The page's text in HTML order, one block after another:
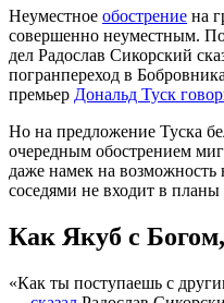
Неуместное обострение на
совершенно неуместным.
дел Радослав Сикорский
погранпереход в
премьер Дональд Туск
Но на предложение Туска
очередным обострением
даже намек на
соседями не входит в планы
Как Якуб с
«Как ты поступаешь с